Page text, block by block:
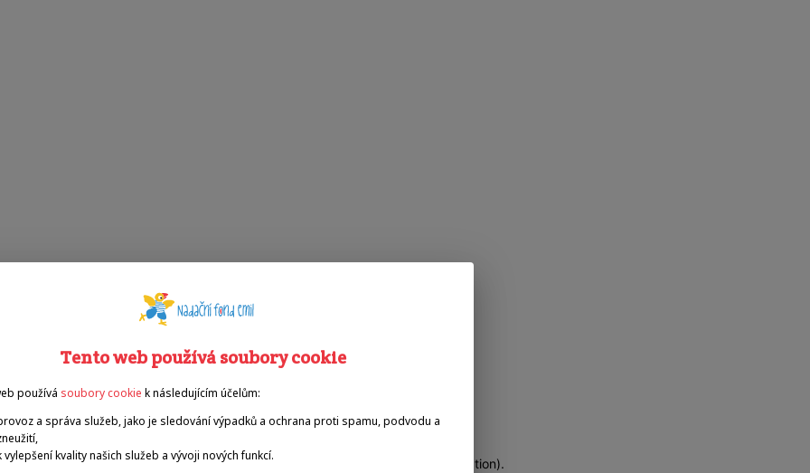
a client-side exception has occurred (see the browser console for more information).
Tento web používá soubory cookie
používá soubory cookie k následujícím účelům:
a správa služeb, jako je sledování výpadků a ochrana proti spamu, podvodu a
vylepšení kvality našich služeb a vývoji nových funkcí.